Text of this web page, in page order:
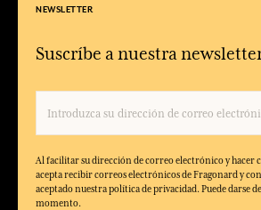
NEWSLETTER
Suscríbe a nuestra
Al facilitar su dirección de correo electrónico y hacer
acepta recibir correos electrónicos de Fragonard y
aceptado nuestra política de privacidad. Puede darse
momento.